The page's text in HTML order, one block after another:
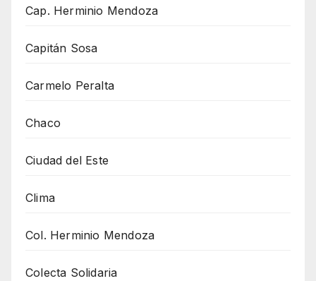
Cap. Herminio Mendoza
Capitán Sosa
Carmelo Peralta
Chaco
Ciudad del Este
Clima
Col. Herminio Mendoza
Colecta Solidaria